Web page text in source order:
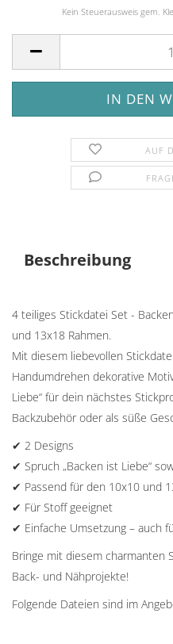
Kein Steuerausweis gem.
AUF
Beschreibung
4 teiliges Stickdatei Set -
und 13x18 Rahmen.
Mit diesem liebevollen
Handumdrehen dekorative
Liebe“ für dein nächstes
Backzubehör oder als süße
✔ 2 Designs
✔ Spruch „Backen ist Liebe“
✔ Passend für den 10x10 und
✔ Für Stoff geeignet
✔ Einfache Umsetzung – auch
Bringe mit diesem charmanten
Back- und Nähprojekte!
Folgende Dateien sind im